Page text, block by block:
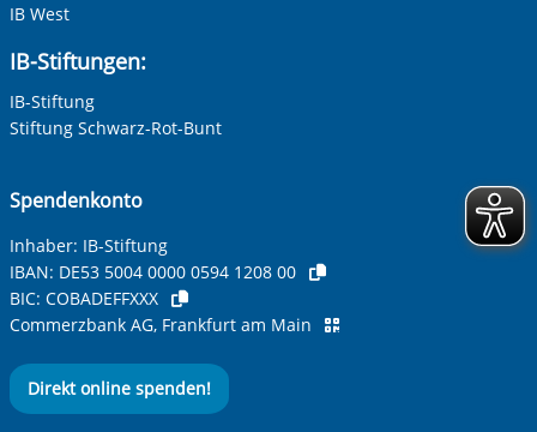
IB West
IB-Stiftungen:
IB-Stiftung
Stiftung Schwarz-Rot-Bunt
Spendenkonto
Inhaber: IB-Stiftung
IBAN: DE53 5004 0000 0594 1208 00
BIC: COBADEFFXXX
Commerzbank AG, Frankfurt am Main
Direkt online spenden!